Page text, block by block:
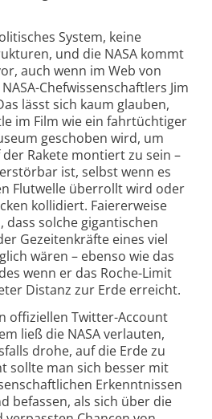
System, keine
und die NASA kommt
auch wenn im Web von
Chefwissenschaftlers Jim
lässt sich kaum glauben,
im Film wie ein fahrtüchtiger
geschoben wird, um
Rakete montiert zu sein –
ist, selbst wenn es
Flutwelle überrollt wird oder
kollidiert. Faiererweise
dass solche gigantischen
Gezeitenkräfte eines viel
wären – ebenso wie das
wenn er das Roche-Limit
Distanz zur Erde erreicht.
offiziellen Twitter-Account
ließ die NASA verlauten,
drohe, auf die Erde zu
sollte man sich besser mit
Erkenntnissen
befassen, als sich über die